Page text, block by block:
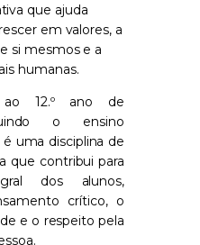
que ajuda
em valores, a
si mesmos e a
humanas.
12.º ano de
o ensino
é uma disciplina de
que contribui para
dos alunos,
crítico, o
e o respeito pela